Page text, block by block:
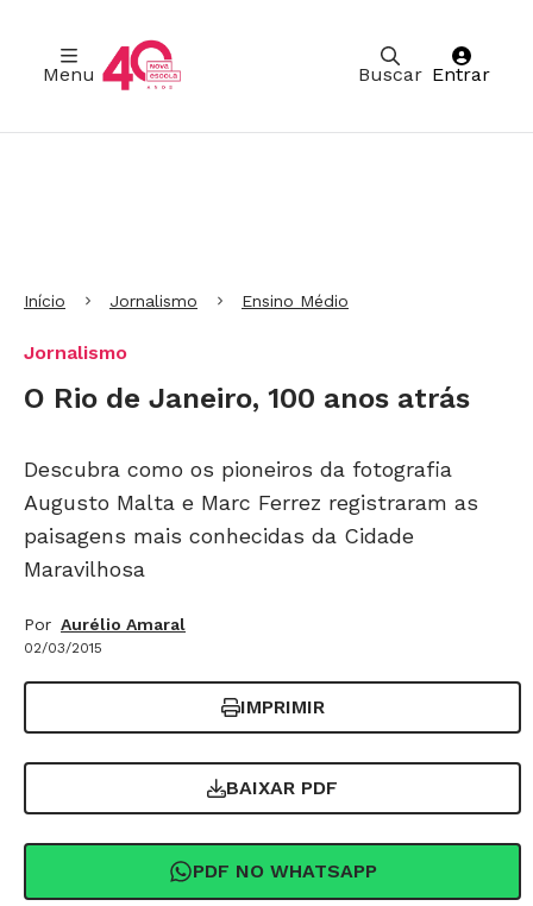
Buscar
Menu Entrar
Início Jornalismo Ensino Médio
Jornalismo
O Rio de Janeiro, 100 anos atrás
Descubra como os pioneiros da fotografia
Augusto Malta e Marc Ferrez registraram as
paisagens mais conhecidas da Cidade
Maravilhosa
Por Aurélio Amaral
02/03/2015
IMPRIMIR
BAIXAR PDF
PDF NO WHATSAPP